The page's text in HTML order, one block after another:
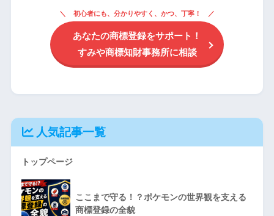
初心者にも、分かりやすく、かつ、丁寧！
あなたの商標登録をサポート！
すみや商標知財事務所に相談
人気記事一覧
トップページ
ここまで守る！？ポケモンの世界観を支える
商標登録の全貌